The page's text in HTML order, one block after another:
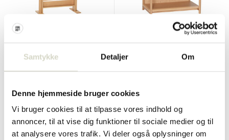
Samtykke Detaljer Om
Denne hjemmeside bruger cookies
Vi bruger cookies til at tilpasse vores indhold og
annoncer, til at vise dig funktioner til sociale medier og til
at analysere vores trafik. Vi deler også oplysninger om
• På lager • På lager